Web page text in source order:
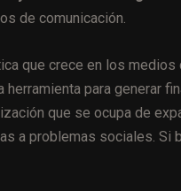
de comunicación.
que crece en los
para generar
que se ocupa de
a problemas sociales. Si